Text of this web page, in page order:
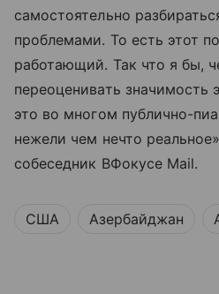
самостоятельно
проблемами. То есть этот
работающий. Так что я бы,
переоценивать значимость
это во многом публично-
нежели чем нечто
собеседник ВФокусе Mail.
США Азербайджан